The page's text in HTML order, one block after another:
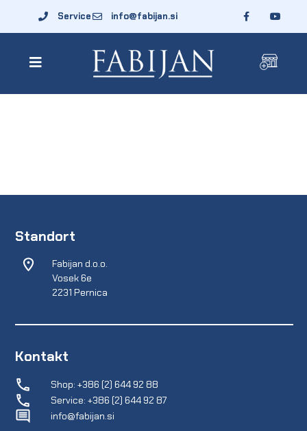
Service info@fabijan.si
Standort
Fabijan d.o.o.
Vosek 6e
2231 Pernica
Kontakt
Shop: +386 (2) 644 92 88
Service: +386 (2) 644 92 87
info@fabijan.si